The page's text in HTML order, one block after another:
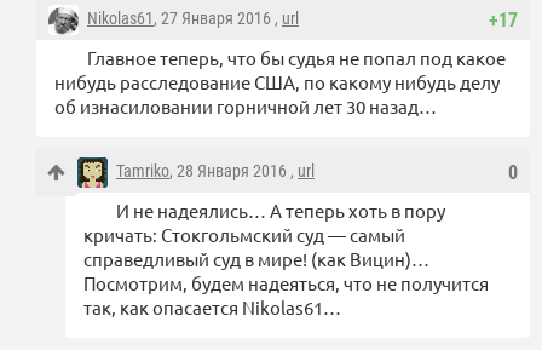
+17
Nikolas61, 27 Января 2016 , url
Главное теперь, что бы судья не попал под какое
нибудь расследование США, по какому нибудь делу
об изнасиловании горничной лет 30 назад…
0
Tamriko, 28 Января 2016 , url
И не надеялись… А теперь хоть в пору
кричать: Стокгольмский суд — самый
справедливый суд в мире! (как Вицин)…
Посмотрим, будем надеяться, что не получится
так, как опасается Nikolas61…